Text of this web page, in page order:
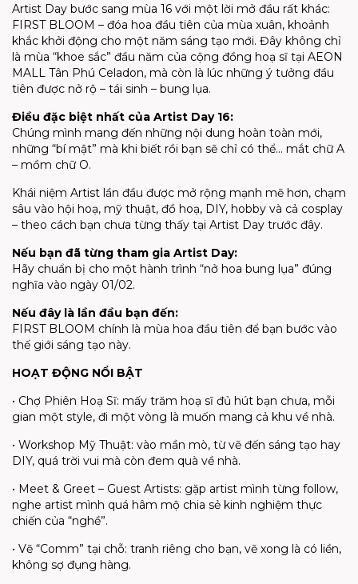
Artist Day bước sang mùa 16 với một lời mở đầu rất khác:
FIRST BLOOM – đóa hoa đầu tiên của mùa xuân, khoảnh
khắc khởi động cho một năm sáng tạo mới. Đây không chỉ
là mùa “khoe sắc” đầu năm của cộng đồng hoạ sĩ tại AEON
MALL Tân Phú Celadon, mà còn là lúc những ý tưởng đầu
tiên được nở rộ – tái sinh – bung lụa.
Điều đặc biệt nhất của Artist Day 16:
Chúng mình mang đến những nội dung hoàn toàn mới,
những “bí mật” mà khi biết rồi bạn sẽ chỉ có thể… mắt chữ A
– mồm chữ O.
Khái niệm Artist lần đầu được mở rộng mạnh mẽ hơn, chạm
sâu vào hội hoạ, mỹ thuật, đồ hoạ, DIY, hobby và cả cosplay
– theo cách bạn chưa từng thấy tại Artist Day trước đây.
Nếu bạn đã từng tham gia Artist Day:
Hãy chuẩn bị cho một hành trình “nở hoa bung lụa” đúng
nghĩa vào ngày 01/02.
Nếu đây là lần đầu bạn đến:
FIRST BLOOM chính là mùa hoa đầu tiên để bạn bước vào
thế giới sáng tạo này.
HOẠT ĐỘNG NỔI BẬT
• Chợ Phiên Hoạ Sĩ: mấy trăm hoạ sĩ đủ hút bạn chưa, mỗi
gian một style, đi một vòng là muốn mang cả khu về nhà.
• Workshop Mỹ Thuật: vào mần mò, từ vẽ đến sáng tạo hay
DIY, quá trời vui mà còn đem quà về nhà.
• Meet & Greet – Guest Artists: gặp artist mình từng follow,
nghe artist mình quá hâm mộ chia sẻ kinh nghiệm thực
chiến của “nghề”.
• Vẽ “Comm” tại chỗ: tranh riêng cho bạn, vẽ xong là có liền,
không sợ đụng hàng.